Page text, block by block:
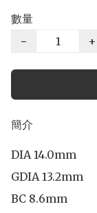
數量
−
+
簡介
DIA 14.0mm
GDIA 13.2mm
BC 8.6mm